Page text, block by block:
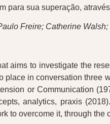
para sua superação,
Freire; Catherine
aims to investigate the
place in conversation three
or Communication
analytics, praxis
to overcome it, through